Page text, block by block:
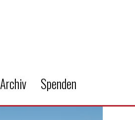
Archiv Spenden